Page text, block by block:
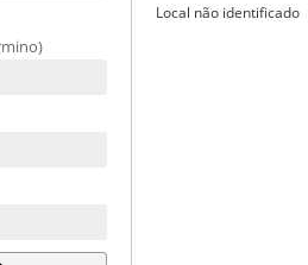
Local não identificado